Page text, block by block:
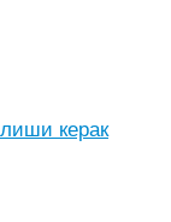
керак